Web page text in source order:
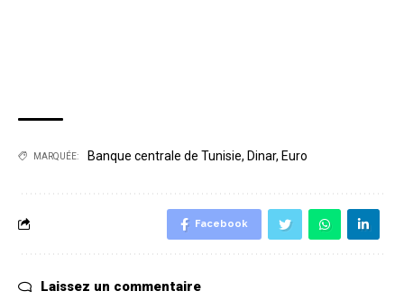
MARQUÉE: Banque centrale de Tunisie, Dinar, Euro
Facebook
Laissez un commentaire